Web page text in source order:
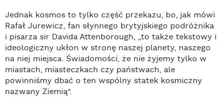
Jednak kosmos to tylko część przekazu, bo, jak mówi
Rafał Jurewicz, fan słynnego brytyjskiego podróżnika
i pisarza sir Davida Attenborough, „to także tekstowy i
ideologiczny ukłon w stronę naszej planety, naszego
na niej miejsca. Świadomości, że nie żyjemy tylko w
miastach, miasteczkach czy państwach, ale
powinniśmy dbać o ten wspólny statek kosmiczny
nazwany Ziemią”.